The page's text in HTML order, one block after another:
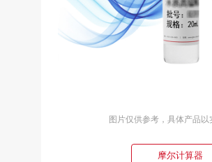
图片仅供参考，具体产品以
摩尔计算器